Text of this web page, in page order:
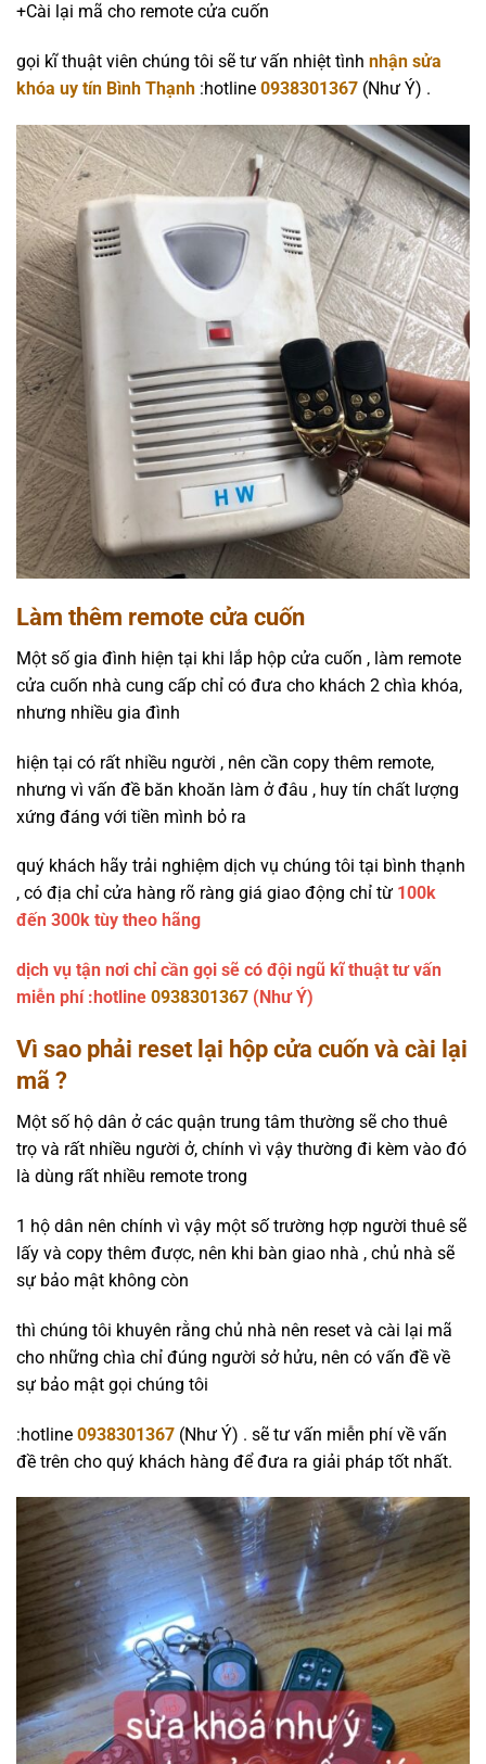
+Cài lại mã cho remote cửa cuốn
gọi kĩ thuật viên chúng tôi sẽ tư vấn nhiệt tình nhận sửa
khóa uy tín Bình Thạnh :hotline 0938301367 (Như Ý) .
Làm thêm remote cửa cuốn
Một số gia đình hiện tại khi lắp hộp cửa cuốn , làm remote
cửa cuốn nhà cung cấp chỉ có đưa cho khách 2 chìa khóa,
nhưng nhiều gia đình
hiện tại có rất nhiều người , nên cần copy thêm remote,
nhưng vì vấn đề băn khoăn làm ở đâu , huy tín chất lượng
xứng đáng với tiền mình bỏ ra
quý khách hãy trải nghiệm dịch vụ chúng tôi tại bình thạnh
, có địa chỉ cửa hàng rõ ràng giá giao động chỉ từ 100k
đến 300k tùy theo hãng
dịch vụ tận nơi chỉ cần gọi sẽ có đội ngũ kĩ thuật tư vấn
miễn phí :hotline 0938301367 (Như Ý)
Vì sao phải reset lại hộp cửa cuốn và cài lại
mã ?
Một số hộ dân ở các quận trung tâm thường sẽ cho thuê
trọ và rất nhiều người ở, chính vì vậy thường đi kèm vào đó
là dùng rất nhiều remote trong
1 hộ dân nên chính vì vậy một số trường hợp người thuê sẽ
lấy và copy thêm được, nên khi bàn giao nhà , chủ nhà sẽ
sự bảo mật không còn
thì chúng tôi khuyên rằng chủ nhà nên reset và cài lại mã
cho những chìa chỉ đúng người sở hửu, nên có vấn đề về
sự bảo mật gọi chúng tôi
:hotline 0938301367 (Như Ý) . sẽ tư vấn miễn phí về vấn
đề trên cho quý khách hàng để đưa ra giải pháp tốt nhất.